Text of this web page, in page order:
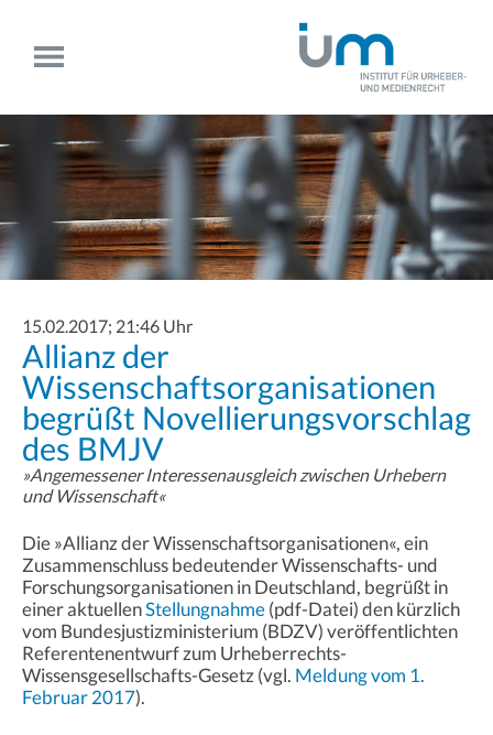
15.02.2017; 21:46 Uhr
Allianz der
Wissenschaftsorganisationen
begrüßt Novellierungsvorschlag
des BMJV
»Angemessener Interessenausgleich zwischen Urhebern
und Wissenschaft«
Die »Allianz der Wissenschaftsorganisationen«, ein
Zusammenschluss bedeutender Wissenschafts- und
Forschungsorganisationen in Deutschland, begrüßt in
einer aktuellenStellungnahme(pdf-Datei) den kürzlich
vom Bundesjustizministerium (BDZV) veröffentlichten
Referentenentwurf zum Urheberrechts-
Wissensgesellschafts-Gesetz (vgl. Meldung vom 1.
Februar 2017).